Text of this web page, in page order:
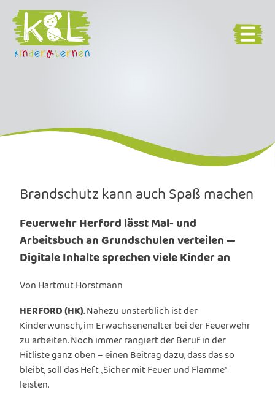
Brandschutz kann auch Spaß machen
Feuerwehr Herford lässt Mal- und
Arbeitsbuch an Grundschulen verteilen —
Digitale Inhalte sprechen viele Kinder an
Von Hartmut Horstmann
HERFORD (HK). Nahezu unsterblich ist der
Kinderwunsch, im Erwachsenenalter bei der Feuerwehr
zu arbeiten. Noch immer rangiert der Beruf in der
Hitliste ganz oben – einen Beitrag dazu, dass das so
bleibt, soll das Heft „Sicher mit Feuer und Flamme“
leisten.